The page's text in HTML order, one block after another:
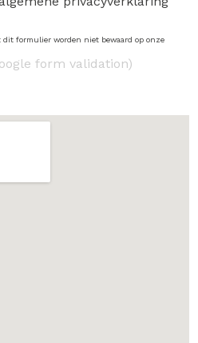
dit formulier worden niet bewaard op onze
form validation)